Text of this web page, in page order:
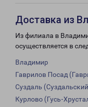
Доставка из
Из филиала в
осуществляется в
Владимир
Гаврилов Посад
Суздаль
Курлово (Гусь-